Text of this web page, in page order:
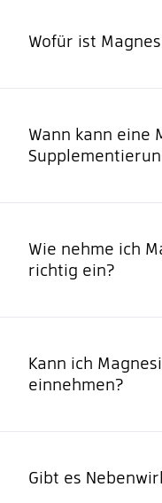
Wofür ist
Wann kann eine
Wie nehme ich
richtig ein?
Kann ich
einnehmen?
Gibt es